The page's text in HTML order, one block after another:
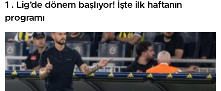
1 . Lig’de dönem başlıyor! İşte ilk haftanın
programı